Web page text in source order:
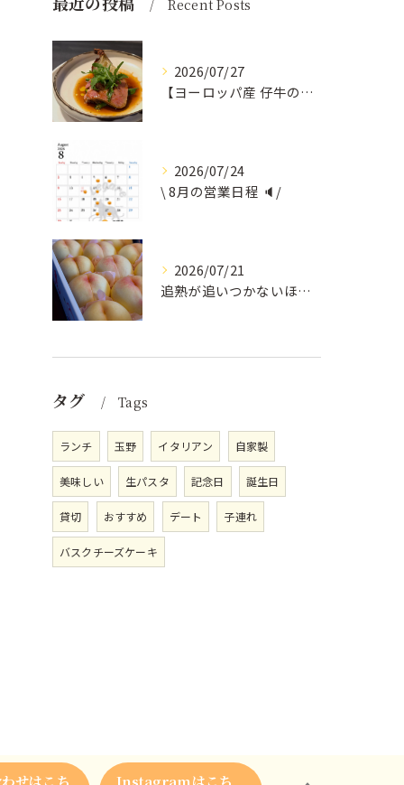
Recent Posts
2026/07/27
【ヨーロッパ産 仔牛のタンとフォンドヴォー】
2026/07/24
\ 8月の営業日程 🔈/
2026/07/21
追熟が追いつかないほど気にかけていただいている
タグ Tags
ランチ 玉野 イタリアン 自家製
美味しい 生パスタ 記念日 誕生日
貸切 おすすめ デート 子連れ
バスクチーズケーキ
せはこち Instagramはこち